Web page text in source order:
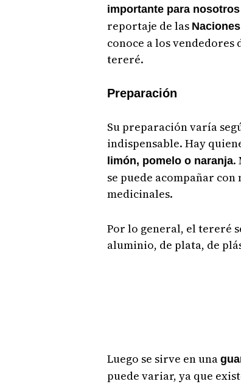
importante para
reportaje de las
conoce a los
tereré.
Preparación
Su preparación varía
indispensable. Hay
limón, pomelo o naranja.
se puede acompañar
medicinales.
Por lo general, el tereré
aluminio, de plata, de
Luego se sirve en una
puede variar, ya que